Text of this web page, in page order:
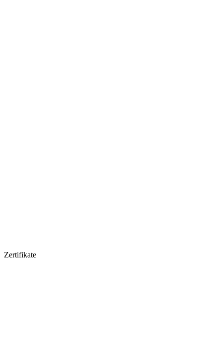
Zertifikate